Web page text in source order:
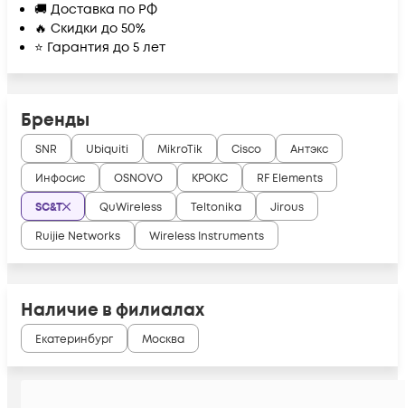
🚚 Доставка по РФ
🔥 Скидки до 50%
⭐ Гарантия до 5 лет
Бренды
SNR Ubiquiti MikroTik Cisco
Антэкс
Инфосис
OSNOVO КРОКС
RF Elements
SC&T
QuWireless Teltonika
Jirous
Ruijie Networks
Wireless Instruments
Наличие в филиалах
Екатеринбург Москва